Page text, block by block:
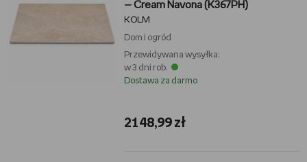
— Cream Navona (K367PH)
KOLM
Dom i ogród
Przewidywana wysyłka:
w 3 dni rob.
Dostawa za darmo
2148,99 zł